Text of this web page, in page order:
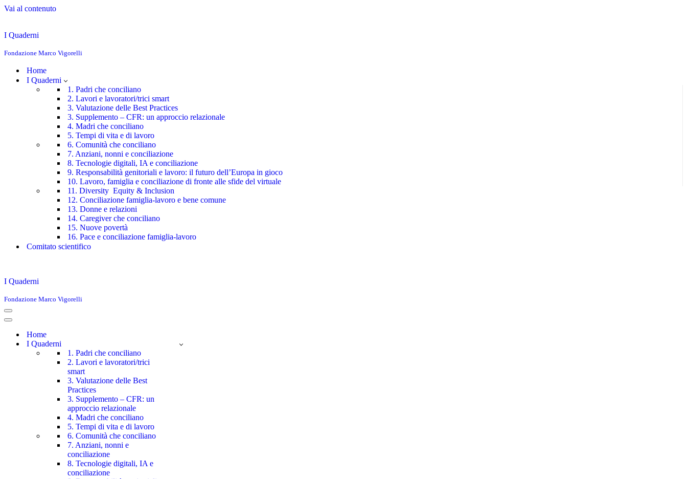
Vai al contenuto
I Quaderni
Fondazione Marco Vigorelli
Home
I Quaderni
1. Padri che conciliano
2. Lavori e lavoratori/trici smart
3. Valutazione delle Best Practices
3. Supplemento – CFR: un approccio relazionale
4. Madri che conciliano
5. Tempi di vita e di lavoro
6. Comunità che conciliano
7. Anziani, nonni e conciliazione
8. Tecnologie digitali, IA e conciliazione
9. Responsabilità genitoriali e lavoro: il futuro dell’Europa in gioco
10. Lavoro, famiglia e conciliazione di fronte alle sfide del virtuale
11. Diversity Equity & Inclusion
12. Conciliazione famiglia-lavoro e bene comune
13. Donne e relazioni
14. Caregiver che conciliano
15. Nuove povertà
16. Pace e conciliazione famiglia-lavoro
Comitato scientifico
I Quaderni
Fondazione Marco Vigorelli
Menu
di
Menu
navigazione
Home
I Quaderni
1. Padri che conciliano
2. Lavori e lavoratori/trici
smart
3. Valutazione delle Best
Practices
3. Supplemento – CFR: un
approccio relazionale
4. Madri che conciliano
5. Tempi di vita e di lavoro
6. Comunità che conciliano
7. Anziani, nonni e
conciliazione
8. Tecnologie digitali, IA e
conciliazione